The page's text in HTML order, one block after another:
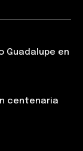
Guadalupe en
centenaria